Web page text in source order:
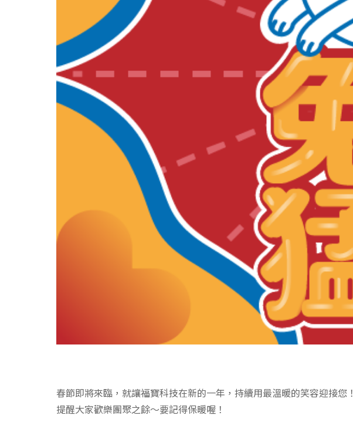
春節即將來臨，就讓福寶科技在新的一年，持續用最溫暖的笑容迎接您！
提醒大家歡樂團聚之餘～要記得保暖喔！